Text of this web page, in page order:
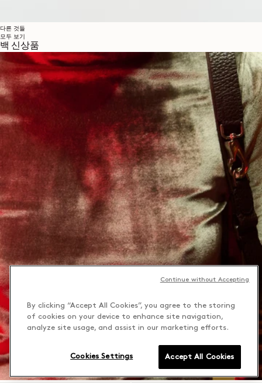
다른 것들
모두 보기
백 신상품
By clicking “Accept All Cookies”, you agree to the storing
of cookies on your device to enhance site navigation,
analyze site usage, and assist in our marketing efforts.
Accept All Cookies
Cookies Settings
Continue without Accepting